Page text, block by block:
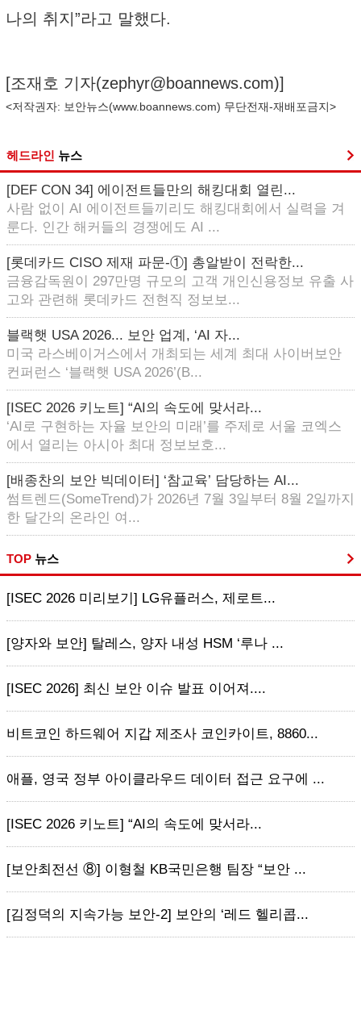
나의 취지”라고 말했다.
[조재호 기자(zephyr@boannews.com)]
<저작권자: 보안뉴스(www.boannews.com) 무단전재-재배포금지>
헤드라인 뉴스
[DEF CON 34] 에이전트들만의 해킹대회 열린...
사람 없이 AI 에이전트들끼리도 해킹대회에서 실력을 겨
룬다. 인간 해커들의 경쟁에도 AI ...
[롯데카드 CISO 제재 파문-①] 총알받이 전락한...
금융감독원이 297만명 규모의 고객 개인신용정보 유출 사
고와 관련해 롯데카드 전현직 정보보...
블랙햇 USA 2026... 보안 업계, ‘AI 자...
미국 라스베이거스에서 개최되는 세계 최대 사이버보안
컨퍼런스 ‘블랙햇 USA 2026’(B...
[ISEC 2026 키노트] “AI의 속도에 맞서라...
‘AI로 구현하는 자율 보안의 미래’를 주제로 서울 코엑스
에서 열리는 아시아 최대 정보보호...
[배종찬의 보안 빅데이터] ‘참교육’ 담당하는 AI...
썸트렌드(SomeTrend)가 2026년 7월 3일부터 8월 2일까지
한 달간의 온라인 여...
TOP 뉴스
[ISEC 2026 미리보기] LG유플러스, 제로트...
[양자와 보안] 탈레스, 양자 내성 HSM ‘루나 ...
[ISEC 2026] 최신 보안 이슈 발표 이어져....
비트코인 하드웨어 지갑 제조사 코인카이트, 8860...
애플, 영국 정부 아이클라우드 데이터 접근 요구에 ...
[ISEC 2026 키노트] “AI의 속도에 맞서라...
[보안최전선 ⑧] 이형철 KB국민은행 팀장 “보안 ...
[김정덕의 지속가능 보안-2] 보안의 ‘레드 헬리콥...